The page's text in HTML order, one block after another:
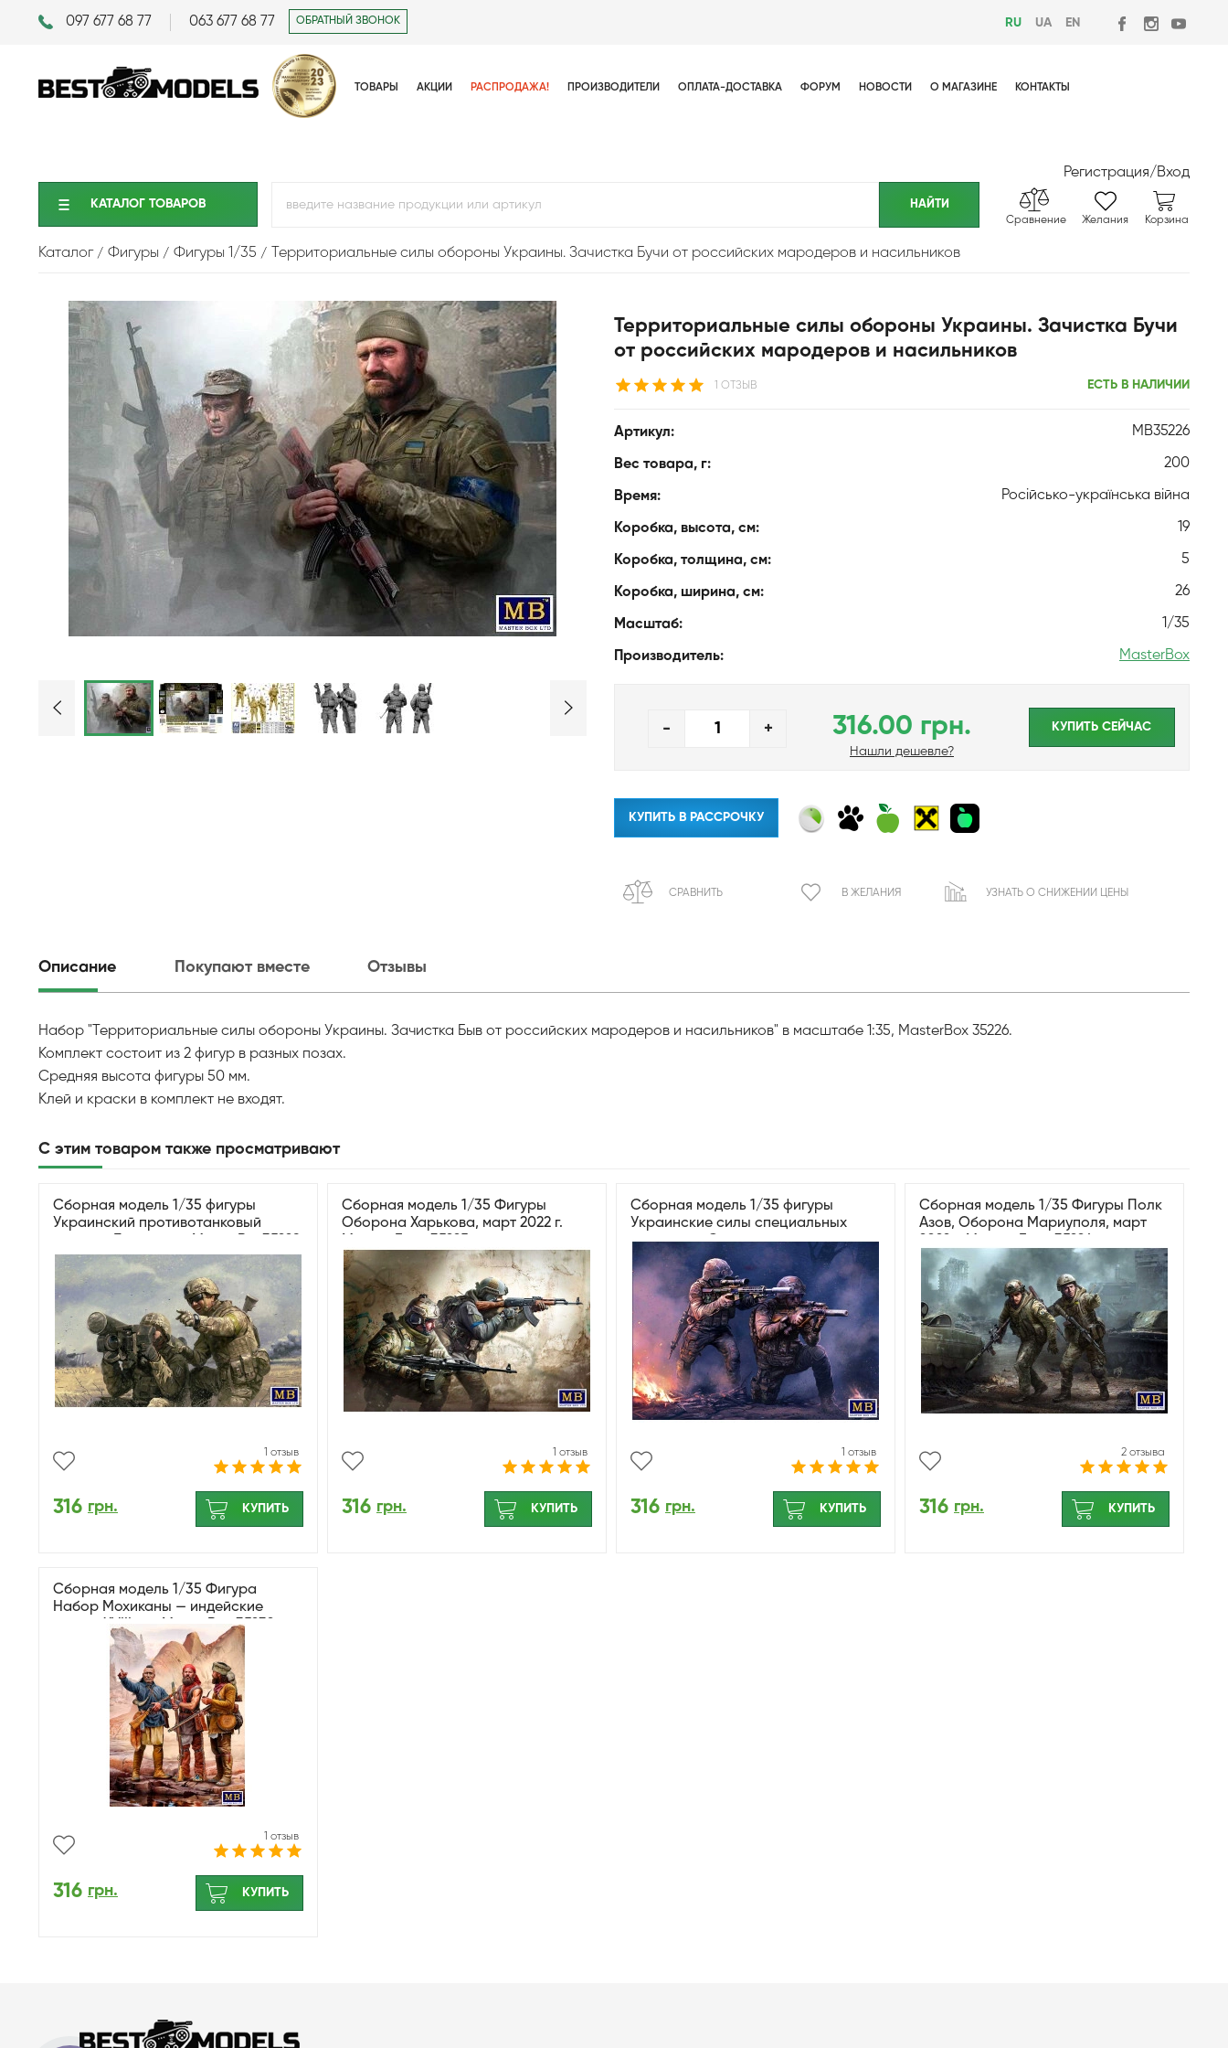
097 677 68 77 063 677 68 77 ОБРАТНЫЙ ЗВОНОК RU UA EN
ТОВАРЫ АКЦИИ РАСПРОДАЖА! ПРОИЗВОДИТЕЛИ ОПЛАТА-ДОСТАВКА ФОРУМ НОВОСТИ О МАГАЗИНЕ КОНТАКТЫ
Регистрация/Вход
КАТАЛОГ ТОВАРОВ
Сравнение Желания Корзина
Каталог Фигуры Фигуры 1/35 Территориальные силы обороны Украины. Зачистка Бучи от российских мародеров и насильников
Территориальные силы обороны Украины. Зачистка Бучи
от российских мародеров и насильников
1 ОТЗЫВ ЕСТЬ В НАЛИЧИИ
Артикул: MB35226
Вес товара, г: 200
Время: Російсько-українська війна
Коробка, высота, см: 19
Коробка, толщина, см: 5
Коробка, ширина, см: 26
Масштаб: 1/35
Производитель: MasterBox
- + 316.00 грн.
Нашли дешевле?
КУПИТЬ CЕЙЧАС
КУПИТЬ В РАССРОЧКУ
СРАВНИТЬ В ЖЕЛАНИЯ УЗНАТЬ О СНИЖЕНИИ ЦЕНЫ
Описание Покупают вместе Отзывы
Набор "Территориальные силы обороны Украины. Зачистка Быв от российских мародеров и насильников" в масштабе 1:35, MasterBox 35226.
Комплект состоит из 2 фигур в разных позах.
Средняя высота фигуры 50 мм.
Клей и краски в комплект не входят.
С этим товаром также просматривают
Сборная модель 1/35 фигуры
Украинский противотанковый
1 отзыв
316 грн. КУПИТЬ
Сборная модель 1/35 Фигуры
Оборона Харькова, март 2022 г.
1 отзыв
316 грн. КУПИТЬ
Сборная модель 1/35 фигуры
Украинские силы специальных
операций. Снайперская группа
MasterBox 35235
1 отзыв
316 грн. КУПИТЬ
Сборная модель 1/35 Фигуры Полк
Азов, Оборона Мариуполя, март
2 отзыва
316 грн. КУПИТЬ
Сборная модель 1/35 Фигура
Набор Мохиканы — индейские
войны, XVIII век MasterBox 35232
1 отзыв
316 грн. КУПИТЬ